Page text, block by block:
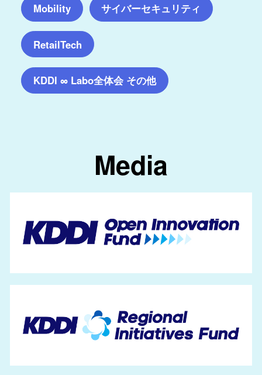
Mobility サイバーセキュリティ
RetailTech
KDDI ∞ Labo全体会 その他
Media